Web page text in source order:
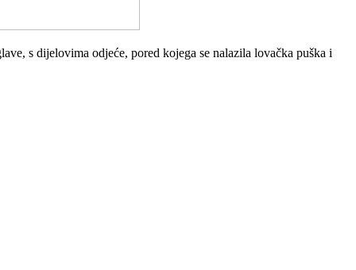
s dijelovima odjeće, pored kojega se nalazila lovačka puška i